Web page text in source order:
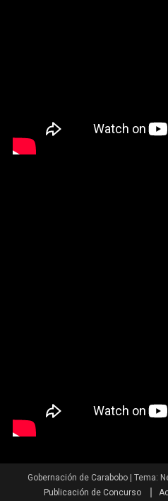
Gobernación de Carabobo Tema:
Publicación de Concurso